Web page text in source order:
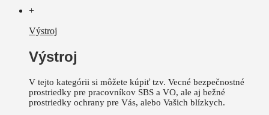
+
Výstroj
Výstroj
V tejto kategórii si môžete kúpiť tzv. Vecné bezpečnostné
prostriedky pre pracovníkov SBS a VO, ale aj bežné
prostriedky ochrany pre Vás, alebo Vašich blízkych.